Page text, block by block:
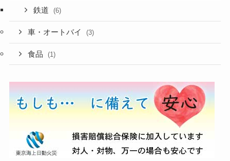
鉄道 (6)
車・オートバイ (3)
食品 (1)